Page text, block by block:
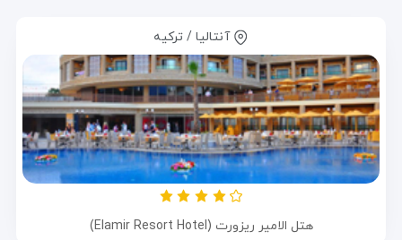
آنتالیا / ترکیه
هتل الامیر ریزورت (Elamir Resort Hotel)